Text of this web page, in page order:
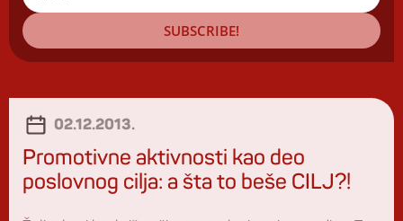
SUBSCRIBE!
02.12.2013.
Promotivne aktivnosti kao deo
poslovnog cilja: a šta to beše CILJ?!